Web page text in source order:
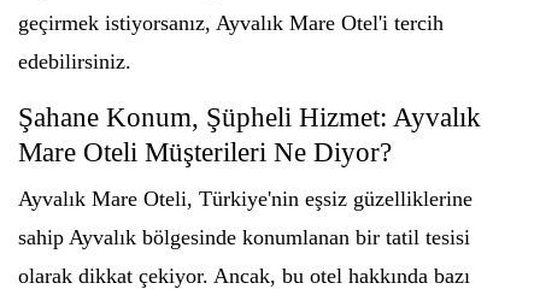
geçirmek istiyorsanız, Ayvalık Mare Otel'i tercih
edebilirsiniz.
Şahane Konum, Şüpheli Hizmet: Ayvalık
Mare Oteli Müşterileri Ne Diyor?
Ayvalık Mare Oteli, Türkiye'nin eşsiz güzelliklerine
sahip Ayvalık bölgesinde konumlanan bir tatil tesisi
olarak dikkat çekiyor. Ancak, bu otel hakkında bazı